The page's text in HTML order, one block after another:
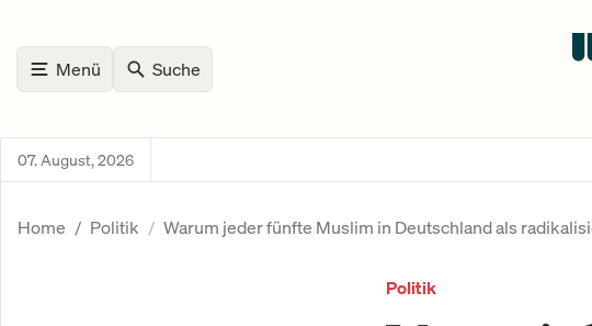
Menü Suche
07. August, 2026
Home Politik Warum jeder fünfte Muslim in Deutschland als
Politik